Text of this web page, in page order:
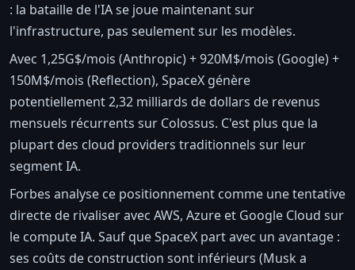
: la bataille de l'IA se joue maintenant sur
l'infrastructure, pas seulement sur les modèles.
Avec 1,25G$/mois (Anthropic) + 920M$/mois (Google) +
150M$/mois (Reflection), SpaceX génère
potentiellement 2,32 milliards de dollars de revenus
mensuels récurrents sur Colossus. C'est plus que la
plupart des cloud providers traditionnels sur leur
segment IA.
Forbes analyse ce positionnement comme une tentative
directe de rivaliser avec AWS, Azure et Google Cloud sur
le compute IA. Sauf que SpaceX part avec un avantage :
ses coûts de construction sont inférieurs (Musk a